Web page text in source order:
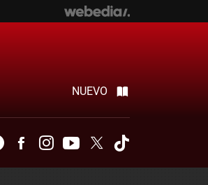
NUEVO
TelegramFacebookInstagramYoutubeTwitter